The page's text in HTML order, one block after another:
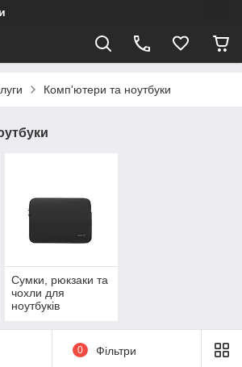
Комп'ютери та ноутбуки
Сумки, рюкзаки та
чохли для
ноутбуків
0 Фільтри